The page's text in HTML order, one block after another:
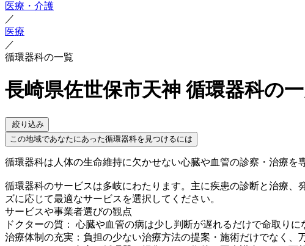
医療・介護
／
医療
／
循環器科の一覧
長崎県佐世保市天神 循環器科の
絞り込み
この地域であなたにあった循環器科を見つけるには
循環器科は人体の生命維持に欠かせない心臓や血管の診察・治療を
循環器科のサービスは多岐にわたります。主に疾患の診断と治療
ズに応じて最適なサービスを選択してください。
サービスや事業者選びの観点
ドクターの質： 心臓や血管の病は少し判断が遅れるだけで命取り
治療体制の充実：負担の少ない治療方法の提案・施術だけでなく